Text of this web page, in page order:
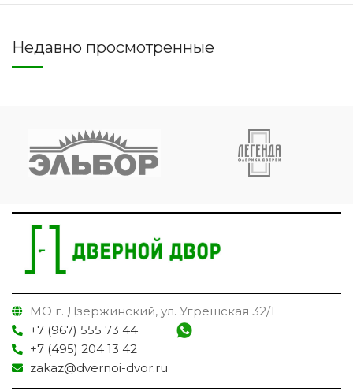
Недавно просмотренные
МО г. Дзержинский, ул. Угрешская 32/1
+7 (967) 555 73 44
+7 (495) 204 13 42
zakaz@dvernoi-dvor.ru